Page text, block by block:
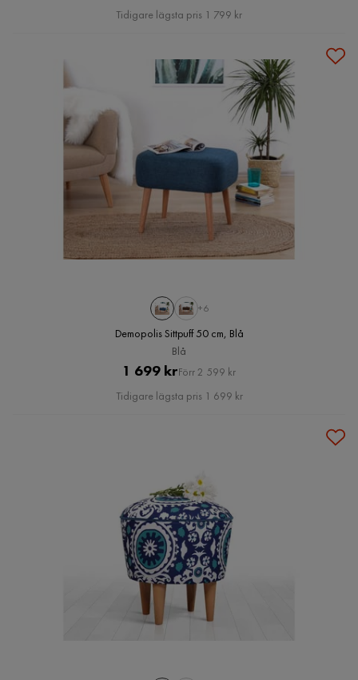
Pris
Tidigare lägsta pris 1 799 kr
+6
Demopolis Sittpuff 50 cm, Blå
Blå
Pris
1 699 krOriginal
Pris
Förr 2 599 kr
Tidigare lägsta pris 1 699 kr